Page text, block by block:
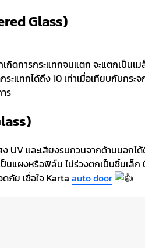
Glass)
ดการกระแทกจนแตก จะแตกเป็นเ
ะแทกได้ถึง 10 เท่าเมื่อเทียบกับกระ
ร
และเสียงรบกวนจากด้านนอกไ
นแผงหรือฟิล์ม ไม่ร่วงตกเป็นชิ้นเล็
ภัย เชื่อใจ Karta auto door